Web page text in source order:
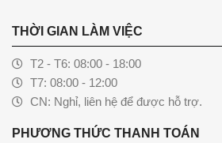
THỜI GIAN LÀM VIỆC
T2 - T6: 08:00 - 18:00
T7: 08:00 - 12:00
CN: Nghỉ, liên hệ để được hỗ trợ.
PHƯƠNG THỨC THANH TOÁN